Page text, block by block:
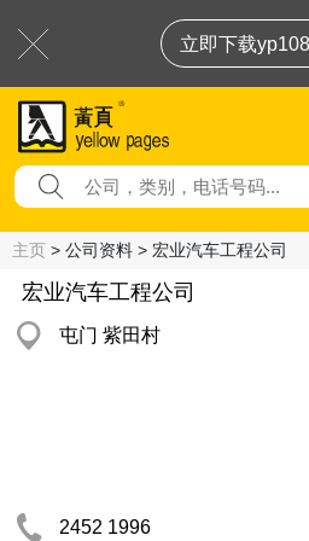
立即下载
主页 > 公司资料 > 宏业汽车工程公司
宏业汽车工程公司
屯门 紫田村
2452 1996